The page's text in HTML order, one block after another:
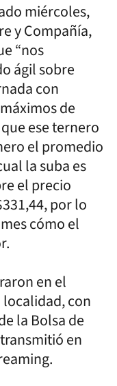
miércoles,
y Compañía,
“nos
ágil sobre
con
de
ese ternero
el promedio
la suba es
el precio
por lo
cómo el
en el
localidad, con
la Bolsa de
en